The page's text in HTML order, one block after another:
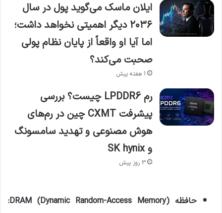
ایلان ماسک می‌گوید پول در سال
۲۰۳۶ دیگر اهمیتی نخواهد داشت؛
اما آیا او واقعاً از پایان نظام پولی
صحبت می‌کند؟
1 هفته پیش
رم LPDDR6 چیست؟ بررسی
پیشرفت CXMT چین در رم‌های
هوش مصنوعی و تهدید سامسونگ
و SK hynix
3 روز پیش
حافظه DRAM (Dynamic Random-Access Memory):